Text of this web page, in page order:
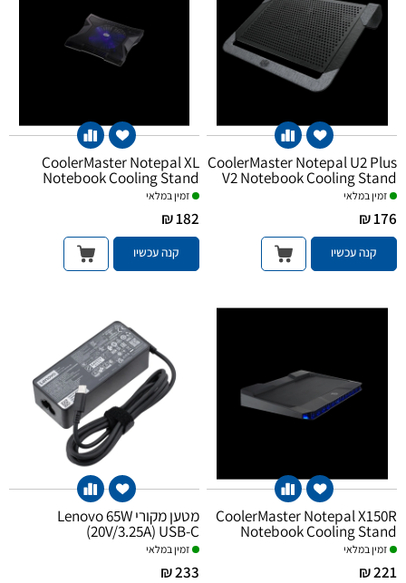
CoolerMaster Notepal U2 Plus
V2 Notebook Cooling Stand
זמין במלאי
176 ₪
קנה עכשיו
CoolerMaster Notepal XL
Notebook Cooling Stand
זמין במלאי
182 ₪
קנה עכשיו
CoolerMaster Notepal X150R
Notebook Cooling Stand
זמין במלאי
221 ₪
מטען מקורי Lenovo 65W
(20V/3.25A) USB-C
זמין במלאי
233 ₪